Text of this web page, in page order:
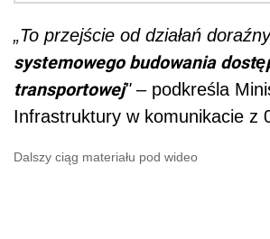
„To przejście od działań
systemowego budowania
transportowej"– podkreśla
Infrastruktury w komunikacie z
Dalszy ciąg materiału pod wideo